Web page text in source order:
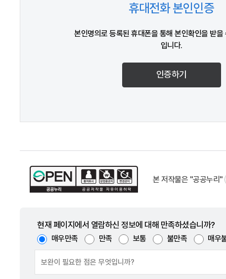
휴대전화 본인인증
본인명의로 등록된 휴대폰을 통해 본인확인을 받을
입니다.
인증하기
본 저작물은 "공공누리"
현재 페이지에서 열람하신 정보에 대해 만족하셨습니까?
매우만족 만족 보통 불만족 매우